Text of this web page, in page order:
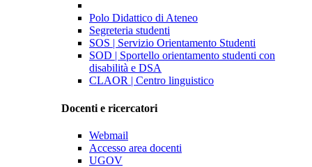
Polo Didattico di Ateneo
Segreteria studenti
SOS | Servizio Orientamento Studenti
SOD | Sportello orientamento studenti con
disabilità e DSA
CLAOR | Centro linguistico
Docenti e ricercatori
Webmail
Accesso area docenti
UGOV